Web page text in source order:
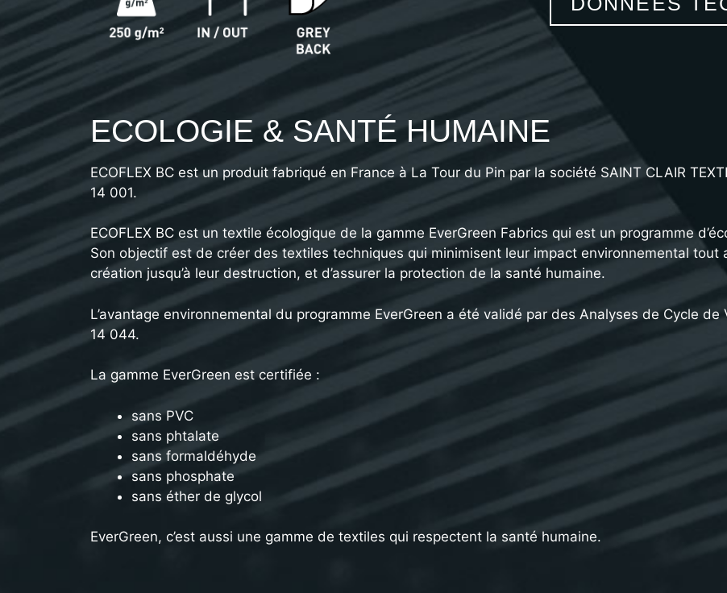
ECOLOGIE & SANTÉ HUMAINE
ECOFLEX BC est un produit fabriqué en France à La Tour du Pin par la société SAINT CLAIR
14 001.
ECOFLEX BC est un textile écologique de la gamme EverGreen Fabrics qui est un programme
Son objectif est de créer des textiles techniques qui minimisent leur impact environnemental tout
création jusqu’à leur destruction, et d’assurer la protection de la santé humaine.
L’avantage environnemental du programme EverGreen a été validé par des Analyses de Cycle
14 044.
La gamme EverGreen est certifiée :
sans PVC
sans phtalate
sans formaldéhyde
sans phosphate
sans éther de glycol
EverGreen, c’est aussi une gamme de textiles qui respectent la santé humaine.